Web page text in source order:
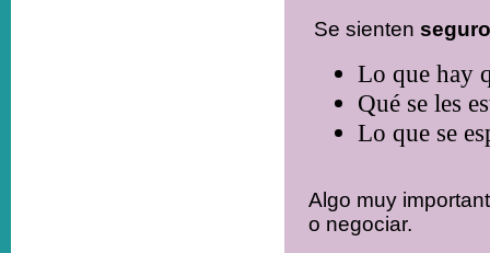
Se sienten
Lo que hay
Qué se les
Lo que se
Algo muy
o negociar.